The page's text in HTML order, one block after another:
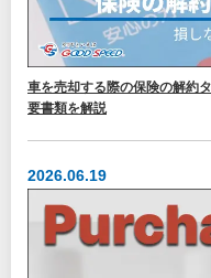
車を売却する際の保険の解約
要書類を解説
2026.06.19